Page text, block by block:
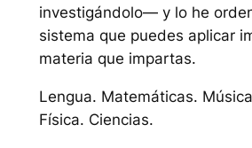
investigándolo— y lo he
sistema que puedes aplicar
materia que impartas.
Lengua. Matemáticas.
Física. Ciencias.